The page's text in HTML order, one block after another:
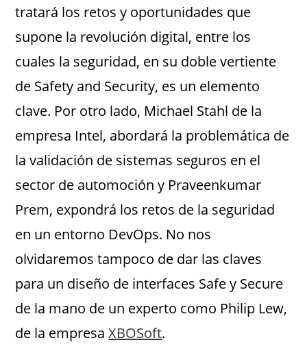
tratará los retos y oportunidades que
supone la revolución digital, entre los
cuales la seguridad, en su doble vertiente
de Safety and Security, es un elemento
clave. Por otro lado, Michael Stahl de la
empresa Intel, abordará la problemática de
la validación de sistemas seguros en el
sector de automoción y Praveenkumar
Prem, expondrá los retos de la seguridad
en un entorno DevOps. No nos
olvidaremos tampoco de dar las claves
para un diseño de interfaces Safe y Secure
de la mano de un experto como Philip Lew,
de la empresaXBOSoft.